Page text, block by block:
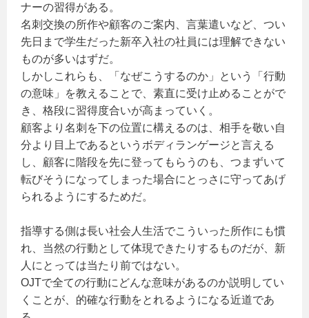
ナーの習得がある。
名刺交換の所作や顧客のご案内、言葉遣いなど、つい
先日まで学生だった新卒入社の社員には理解できない
ものが多いはずだ。
しかしこれらも、「なぜこうするのか」という「行動
の意味」を教えることで、素直に受け止めることがで
き、格段に習得度合いが高まっていく。
顧客より名刺を下の位置に構えるのは、相手を敬い自
分より目上であるというボディランゲージと言える
し、顧客に階段を先に登ってもらうのも、つまずいて
転びそうになってしまった場合にとっさに守ってあげ
られるようにするためだ。
指導する側は長い社会人生活でこういった所作にも慣
れ、当然の行動として体現できたりするものだが、新
人にとっては当たり前ではない。
OJTで全ての行動にどんな意味があるのか説明してい
くことが、的確な行動をとれるようになる近道であ